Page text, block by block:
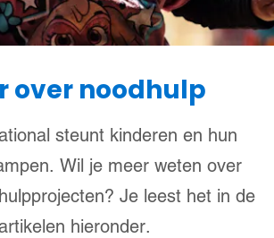
over noodhulp
steunt kinderen en hun
Wil je meer weten over
Je leest het in de
hieronder.